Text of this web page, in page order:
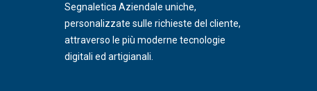
Segnaletica Aziendale uniche,
personalizzate sulle richieste del cliente,
attraverso le più moderne tecnologie
digitali ed artigianali.